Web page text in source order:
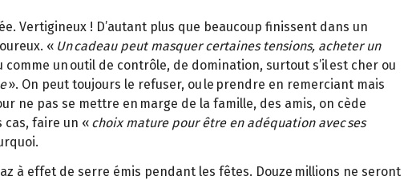
Vertigineux ! D’autant plus que beaucoup finissent dans un
« Un cadeau peut masquer certaines tensions, acheter un
un outil de contrôle, de domination, surtout s’il est cher ou
». On peut toujours le refuser, ou le prendre en remerciant mais
ne pas se mettre en marge de la famille, des amis, on cède
cas, faire un « choix mature pour être en adéquation avec ses
à effet de serre émis pendant les fêtes. Douze millions ne seront